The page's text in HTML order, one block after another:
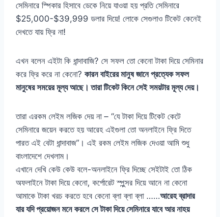
সেমিনারে স্পিকার হিসাবে ডেকে নিয়ে যাওয়া হয় প্রতি সেমিনারে
$25,000-$39,999 ডলার দিয়ে! লোকে সেগুলাও টিকেট কেনেই
দেখতে যায় ফ্রি না!
এখন বলেন এইটা কি ধান্দাবাজি? সে সফল তো কেনো টাকা দিয়ে সেমিনার
করে ফ্রি করে না কেনো? কারন বাইরের মানুষ জানে প্রত্যেক সফল
মানুষের সময়ের মূল্য আছে। তারা টিকেট কিনে সেই সময়টার মূল্য দেয়।
তারা এরকম লেইম লজিক দেয় না – “যে টাকা দিয়ে টিকেট কেটে
সেমিনারে জয়েন করতে হয় আরেহ এইগুলা তো অনলাইনে ফ্রি দিতে
পারত এই বেটা ধান্দাবাজ”। এই রকম লেইম লজিক দেওয়া আমি শুধু
বাংলাদেশে দেখলাম।
এখানে দেখি কেউ কেউ বলে-অনলাইনে ফ্রি দিচ্ছে সেইটাই তো ঠিক
অফলাইনে টাকা দিয়ে কেনো, কর্পোরেট স্পুন্সর দিয়ে আনে না কেনো
আমাকে টাকা খরচ করতে হবে কেনো ব্লা ব্লা ব্লা ……আরেহ ব্রাদার
যার যদি প্রয়োজন মনে করলে সে টাকা দিয়ে সেমিনারে যাবে আর নাহয়